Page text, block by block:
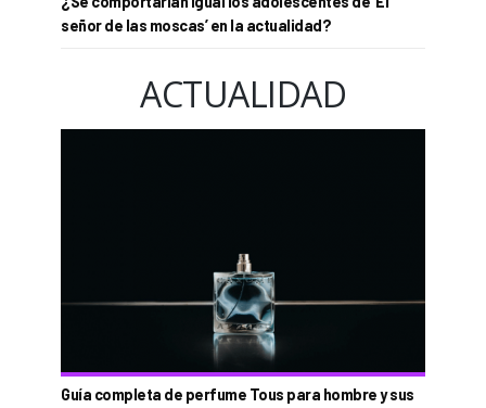
señor de las moscas’ en la actualidad?
ACTUALIDAD
Guía completa de perfume Tous para hombre y sus